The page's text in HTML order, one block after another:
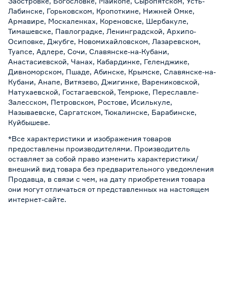
Лабинске, Горьковском, Кропоткине, Нижней Омке,
Армавире, Москаленках, Кореновске, Шербакуле,
Тимашевске, Павлоградке, Ленинградской, Архипо-
Осиповке, Джубге, Новомихайловском, Лазаревском,
Туапсе, Адлере, Сочи, Славянске-на-Кубани,
Анастасиевской, Чанах, Кабардинке, Геленджике,
Дивноморском, Пшаде, Абинске, Крымске, Славянске-на-
Кубани, Анапе, Витязево, Джигинке, Варениковской,
Натухаевской, Гостагаевской, Темрюке, Переславле-
Залесском, Петровском, Ростове, Исилькуле,
Называевске, Саргатском, Тюкалинске, Барабинске,
Куйбышеве.
*Все характеристики и изображения товаров
предоставлены производителями. Производитель
оставляет за собой право изменить характеристики/
внешний вид товара без предварительного уведомления
Продавца, в связи с чем, на дату приобретения товара
они могут отличаться от представленных на настоящем
интернет-сайте.